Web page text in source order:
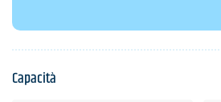
Capacità